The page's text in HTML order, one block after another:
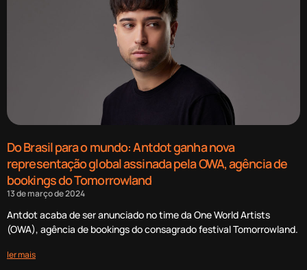
Do Brasil para o mundo: Antdot ganha nova
representação global assinada pela OWA, agência de
bookings do Tomorrowland
13 de março de 2024
Antdot acaba de ser anunciado no time da One World Artists
(OWA), agência de bookings do consagrado festival Tomorrowland.
ler mais